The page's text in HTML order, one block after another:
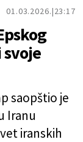
01.03.2026. 23:17
saopštio je
Iranu
iranskih